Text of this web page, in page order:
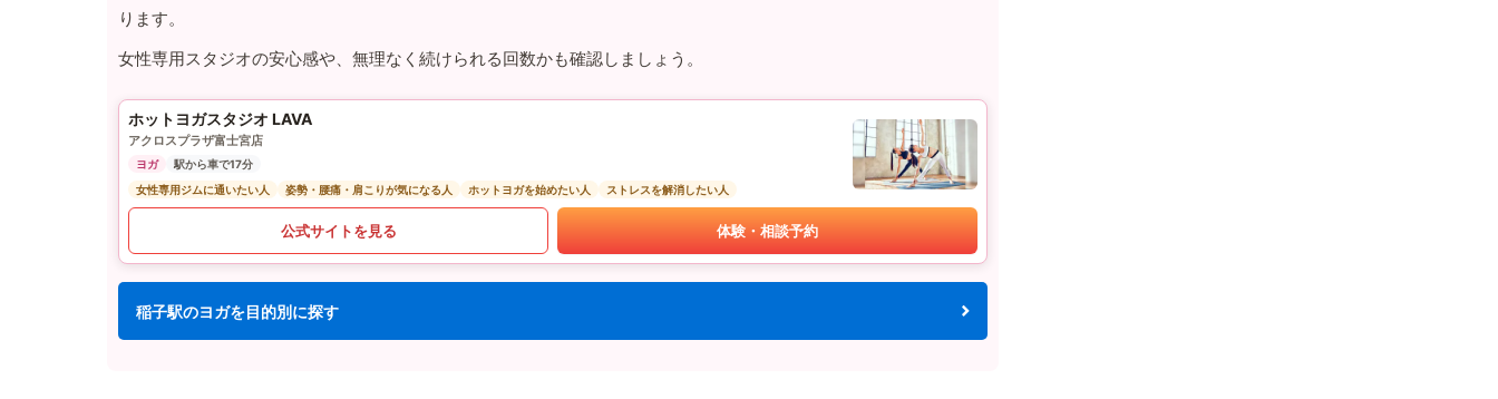
ります。
女性専用スタジオの安心感や、無理なく続けられる回数かも確認しましょう。
ホットヨガスタジオ LAVA
アクロスプラザ富士宮店
ヨガ
駅から車で17分
女性専用ジムに通いたい人
姿勢・腰痛・肩こりが気になる人 ホットヨガを始めたい人 ストレスを解消したい人
公式サイトを見る 体験・相談予約
稲子駅のヨガを目的別に探す